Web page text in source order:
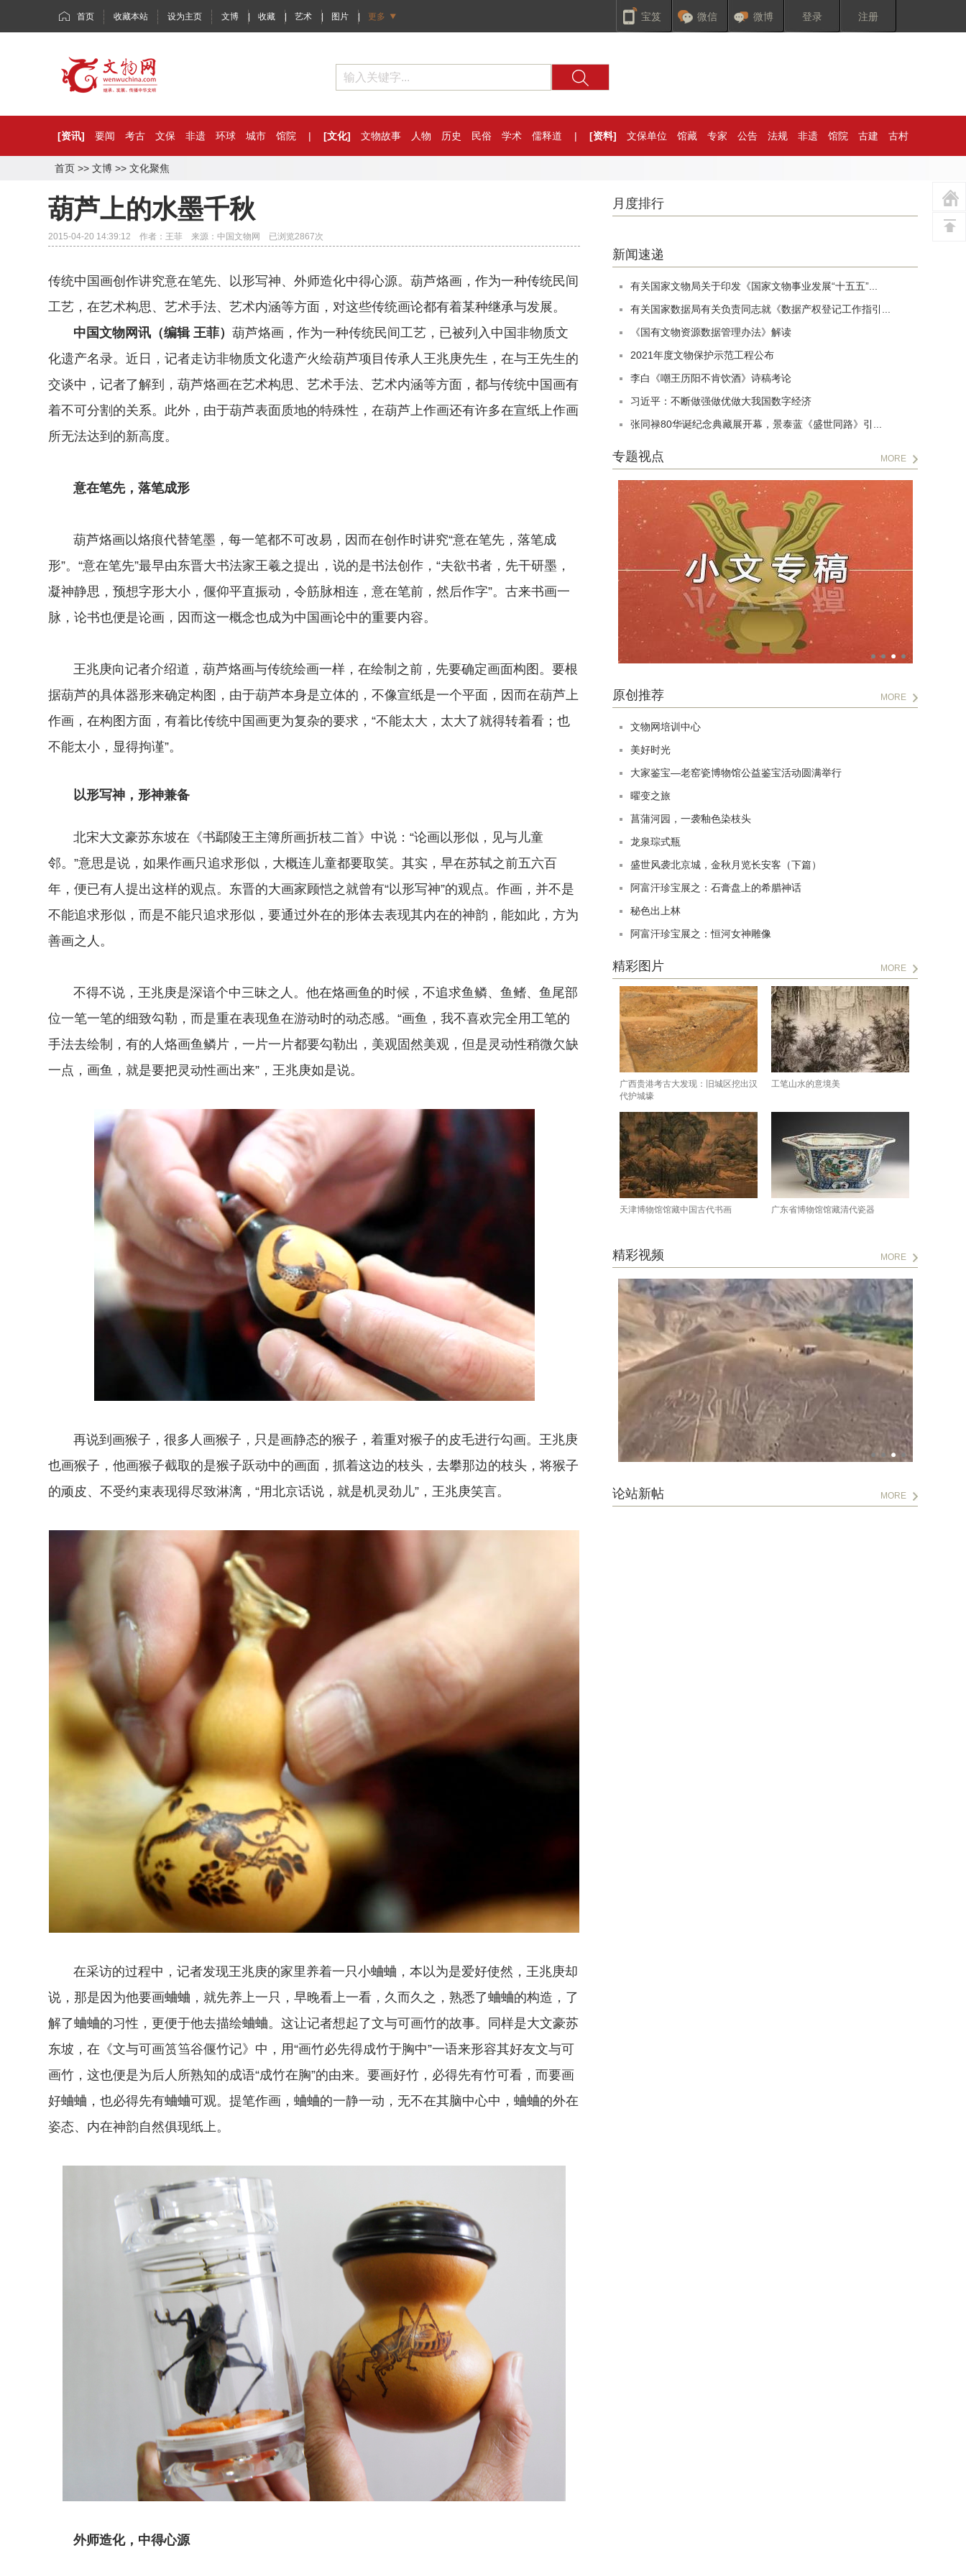
首页 收藏本站 设为主页 文博 | 收藏 | 艺术 | 图片 | 更多 宝笈 微信 微博 登录 注册
[资讯] 要闻 考古 文保 非遗 环球 城市 馆院 | [文化] 文物故事 人物 历史 民俗 学术 儒释道 | [资料] 文保单位 馆藏 专家 公告 法规 非遗 馆院 古建 古村
首页 >> 文博 >> 文化聚焦
葫芦上的水墨千秋
2015-04-20 14:39:12 作者：王菲 来源：中国文物网 已浏览2867次
传统中国画创作讲究意在笔先、以形写神、外师造化中得心源。葫芦烙画，作为一种传统民间
工艺，在艺术构思、艺术手法、艺术内涵等方面，对这些传统画论都有着某种继承与发展。
中国文物网讯（编辑 王菲） 葫芦烙画，作为一种传统民间工艺，已被列入中国非物质文
化遗产名录。近日，记者走访非物质文化遗产火绘葫芦项目传承人王兆庚先生，在与王先生的
交谈中，记者了解到，葫芦烙画在艺术构思、艺术手法、艺术内涵等方面，都与传统中国画有
着不可分割的关系。此外，由于葫芦表面质地的特殊性，在葫芦上作画还有许多在宣纸上作画
所无法达到的新高度。
意在笔先，落笔成形
葫芦烙画以烙痕代替笔墨，每一笔都不可改易，因而在创作时讲究“意在笔先，落笔成
形”。“意在笔先”最早由东晋大书法家王羲之提出，说的是书法创作，“夫欲书者，先干研墨，
凝神静思，预想字形大小，偃仰平直振动，令筋脉相连，意在笔前，然后作字”。古来书画一
脉，论书也便是论画，因而这一概念也成为中国画论中的重要内容。
王兆庚向记者介绍道，葫芦烙画与传统绘画一样，在绘制之前，先要确定画面构图。要根
据葫芦的具体器形来确定构图，由于葫芦本身是立体的，不像宣纸是一个平面，因而在葫芦上
作画，在构图方面，有着比传统中国画更为复杂的要求，“不能太大，太大了就得转着看；也
不能太小，显得拘谨”。
以形写神，形神兼备
北宋大文豪苏东坡在《书鄢陵王主簿所画折枝二首》中说：“论画以形似，见与儿童
邻。”意思是说，如果作画只追求形似，大概连儿童都要取笑。其实，早在苏轼之前五六百
年，便已有人提出这样的观点。东晋的大画家顾恺之就曾有“以形写神”的观点。作画，并不是
不能追求形似，而是不能只追求形似，要通过外在的形体去表现其内在的神韵，能如此，方为
善画之人。
不得不说，王兆庚是深谙个中三昧之人。他在烙画鱼的时候，不追求鱼鳞、鱼鳍、鱼尾部
位一笔一笔的细致勾勒，而是重在表现鱼在游动时的动态感。“画鱼，我不喜欢完全用工笔的
手法去绘制，有的人烙画鱼鳞片，一片一片都要勾勒出，美观固然美观，但是灵动性稍微欠缺
一点，画鱼，就是要把灵动性画出来”，王兆庚如是说。
再说到画猴子，很多人画猴子，只是画静态的猴子，着重对猴子的皮毛进行勾画。王兆庚
也画猴子，他画猴子截取的是猴子跃动中的画面，抓着这边的枝头，去攀那边的枝头，将猴子
的顽皮、不受约束表现得尽致淋漓，“用北京话说，就是机灵劲儿”，王兆庚笑言。
在采访的过程中，记者发现王兆庚的家里养着一只小蛐蛐，本以为是爱好使然，王兆庚却
说，那是因为他要画蛐蛐，就先养上一只，早晚看上一看，久而久之，熟悉了蛐蛐的构造，了
解了蛐蛐的习性，更便于他去描绘蛐蛐。这让记者想起了文与可画竹的故事。同样是大文豪苏
东坡，在《文与可画筼筜谷偃竹记》中，用“画竹必先得成竹于胸中”一语来形容其好友文与可
画竹，这也便是为后人所熟知的成语“成竹在胸”的由来。要画好竹，必得先有竹可看，而要画
好蛐蛐，也必得先有蛐蛐可观。提笔作画，蛐蛐的一静一动，无不在其脑中心中，蛐蛐的外在
姿态、内在神韵自然俱现纸上。
外师造化，中得心源
月度排行
新闻速递
有关国家文物局关于印发《国家文物事业发展“十五五”...
有关国家数据局有关负责同志就《数据产权登记工作指引...
《国有文物资源数据管理办法》解读
2021年度文物保护示范工程公布
李白《嘲王历阳不肯饮酒》诗稿考论
习近平：不断做强做优做大我国数字经济
张同禄80华诞纪念典藏展开幕，景泰蓝《盛世同路》引...
专题视点 MORE
原创推荐 MORE
文物网培训中心
美好时光
大家鉴宝—老窑瓷博物馆公益鉴宝活动圆满举行
曜变之旅
菖蒲河园，一袭釉色染枝头
龙泉琮式瓶
盛世风袭北京城，金秋月览长安客（下篇）
阿富汗珍宝展之：石膏盘上的希腊神话
秘色出上林
阿富汗珍宝展之：恒河女神雕像
精彩图片 MORE
广西贵港考古大发现：旧城区挖出汉
代护城壕
工笔山水的意境美
天津博物馆馆藏中国古代书画 广东省博物馆馆藏清代瓷器
精彩视频 MORE
论站新帖 MORE